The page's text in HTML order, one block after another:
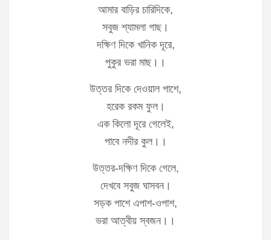
আমার বাড়ির চারিদিকে,
সবুজ শ্যামলা গাছ।
দক্ষিণ দিকে খানিক দূরে,
পুকুর ভরা মাছ।।
উত্তর দিকে দেওয়াল পাশে,
হরেক রকম ফুল।
এক কিলো দূরে গেলেই,
পাবে নদীর কুল।।
উত্তর-দক্ষিণ দিকে গেলে,
দেখবে সবুজ ঘাসবন।
সড়ক পাশে এপাশ-ওপাশ,
ভরা আত্বীয় স্বজন।।